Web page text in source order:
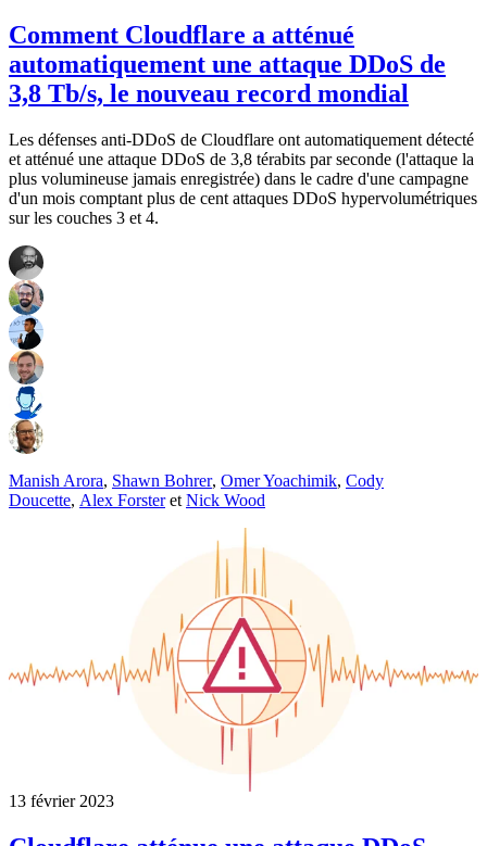
Comment Cloudflare a atténué
automatiquement une attaque DDoS de
3,8 Tb/s, le nouveau record mondial
Les défenses anti-DDoS de Cloudflare ont automatiquement détecté
et atténué une attaque DDoS de 3,8 térabits par seconde (l'attaque la
plus volumineuse jamais enregistrée) dans le cadre d'une campagne
d'un mois comptant plus de cent attaques DDoS hypervolumétriques
sur les couches 3 et 4.
Manish Arora, Shawn Bohrer, Omer Yoachimik, Cody
Doucette, Alex Forsteret Nick Wood
13 février 2023